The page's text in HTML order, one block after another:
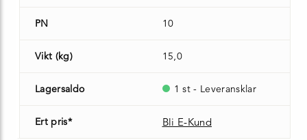
PN 10
Vikt (kg) 15,0
Lagersaldo 1 st - Leveransklar
Ert pris* Bli E-Kund